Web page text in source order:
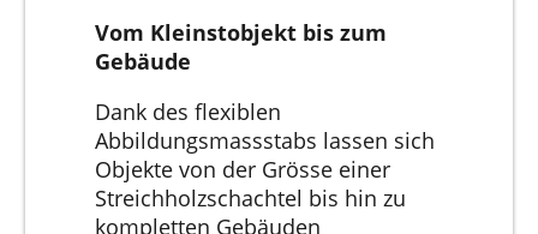
Vom Kleinstobjekt bis zum
Gebäude
Dank des flexiblen
Abbildungsmassstabs lassen sich
Objekte von der Grösse einer
Streichholzschachtel bis hin zu
kompletten Gebäuden